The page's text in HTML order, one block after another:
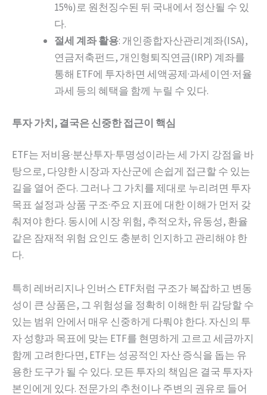
15%)로 원천징수된 뒤 국내에서 정산될 수 있
다.
절세 계좌 활용: 개인종합자산관리계좌(ISA),
연금저축펀드, 개인형퇴직연금(IRP) 계좌를
통해 ETF에 투자하면 세액공제·과세이연·저율
과세 등의 혜택을 함께 누릴 수 있다.
투자 가치, 결국은 신중한 접근이 핵심
ETF는 저비용·분산투자·투명성이라는 세 가지 강점을 바
탕으로, 다양한 시장과 자산군에 손쉽게 접근할 수 있는
길을 열어 준다. 그러나 그 가치를 제대로 누리려면 투자
목표 설정과 상품 구조·주요 지표에 대한 이해가 먼저 갖
춰져야 한다. 동시에 시장 위험, 추적오차, 유동성, 환율
같은 잠재적 위험 요인도 충분히 인지하고 관리해야 한
다.
특히 레버리지나 인버스 ETF처럼 구조가 복잡하고 변동
성이 큰 상품은, 그 위험성을 정확히 이해한 뒤 감당할 수
있는 범위 안에서 매우 신중하게 다뤄야 한다. 자신의 투
자 성향과 목표에 맞는 ETF를 현명하게 고르고 세금까지
함께 고려한다면, ETF는 성공적인 자산 증식을 돕는 유
용한 도구가 될 수 있다. 모든 투자의 책임은 결국 투자자
본인에게 있다. 전문가의 추천이나 주변의 권유로 들어